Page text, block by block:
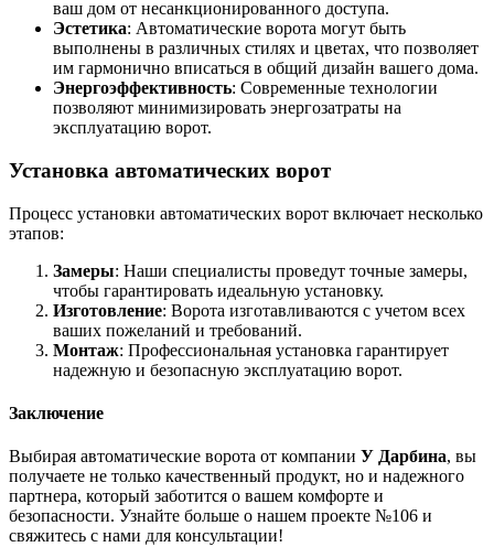
ваш дом от несанкционированного доступа.
Эстетика: Автоматические ворота могут быть
выполнены в различных стилях и цветах, что позволяет
им гармонично вписаться в общий дизайн вашего дома.
Энергоэффективность: Современные технологии
позволяют минимизировать энергозатраты на
эксплуатацию ворот.
Установка автоматических ворот
Процесс установки автоматических ворот включает несколько
этапов:
Замеры: Наши специалисты проведут точные замеры,
чтобы гарантировать идеальную установку.
Изготовление: Ворота изготавливаются с учетом всех
ваших пожеланий и требований.
Монтаж: Профессиональная установка гарантирует
надежную и безопасную эксплуатацию ворот.
Заключение
Выбирая автоматические ворота от компании У Дарбина, вы
получаете не только качественный продукт, но и надежного
партнера, который заботится о вашем комфорте и
безопасности. Узнайте больше о нашем проекте №106 и
свяжитесь с нами для консультации!